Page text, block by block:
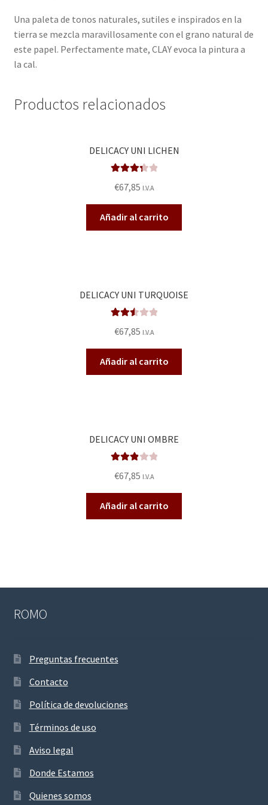
Una paleta de tonos naturales, sutiles e inspirados en la
tierra se mezcla maravillosamente con el grano natural de
este papel. Perfectamente mate, CLAY evoca la pintura a
la cal.
Productos relacionados
DELICACY UNI LICHEN
3.40
de 5
€67,85 I.V.A
Añadir al carrito
DELICACY UNI TURQUOISE
do en
2.58
de 5
€67,85 I.V.A
Añadir al carrito
DELICACY UNI OMBRE
o en
2.92de
5
€67,85 I.V.A
Añadir al carrito
ROMO
Preguntas frecuentes
Contacto
Política de devoluciones
Términos de uso
Aviso legal
Donde Estamos
Quienes somos